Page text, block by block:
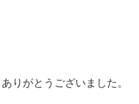
りがとうございました。